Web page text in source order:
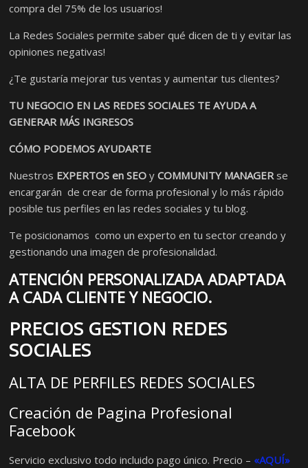
compra del 75% de los usuarios!
La Redes Sociales permite saber qué dicen de ti y evitar las
opiniones negativas!
¿Te gustaría mejorar tus ventas y aumentar tus clientes?
TU NEGOCIO EN LAS REDES SOCIALES TE AYUDA A
GENERAR MÁS INGRESOS
CÓMO PODEMOS AYUDARTE
Nuestros EXPERTOS en SEO yCOMMUNITY MANAGER se
encargarán de crear de forma profesional y lo más rápido
posible tus perfiles en las redes sociales y tu blog.
Te posicionamos como un experto en tu sector creando y
gestionando una imagen de profesionalidad.
ATENCIÓN PERSONALIZADA ADAPTADA
A CADA CLIENTE Y NEGOCIO.
PRECIOS GESTION REDES
SOCIALES
ALTA DE PERFILES REDES SOCIALES
Creación de Pagina Profesional
Facebook
Servicio exclusivo todo incluido pago único. Precio – «AQUÍ»